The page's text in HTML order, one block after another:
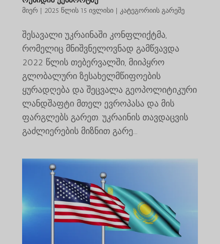
მიერ | 2025 წლის 15 ივლისი| კატეგორიის გარეშე
შესავალი უკრაინაში კონფლიქტმა,
რომელიც მნიშვნელოვნად გამწვავდა
2022 წლის თებერვალში, მიიპყრო
გლობალური ზესახელმწიფოების
ყურადღება და შეცვალა გეოპოლიტიკური
ლანდშაფტი მთელ ევროპასა და მის
ფარგლებს გარეთ. უკრაინის თავდაცვის
გაძლიერების მიზნით გარე...